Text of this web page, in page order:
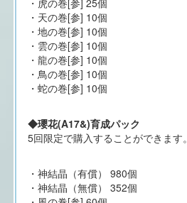
・虎の巻[参] 25個
・天の巻[参] 10個
・地の巻[参] 10個
・雲の巻[参] 10個
・龍の巻[参] 10個
・鳥の巻[参] 10個
・蛇の巻[参] 10個
◆瓔花(A17&)育成パック
5回限定で購入することができます。
・神結晶（有償） 980個
・神結晶（無償） 352個